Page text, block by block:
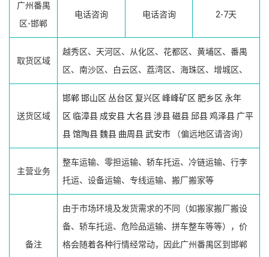
广州番禺
区-邯郸
电话咨询 电话咨询 2-7天
取货区域
越秀区、天河区、从化区、花都区、黄埔区、番禺
区、南沙区、白云区、荔湾区、海珠区、增城区、
送货区域
邯郸邯山区 丛台区 复兴区 峰峰矿区 肥乡区 永年
区 临漳县 成安县大名县涉县磁县 邱县鸡泽县 广平
县馆陶县魏县 曲周县武安市 （偏远地区请咨询）
主营业务
整车运输、零担运输、轿车托运、冷链运输、行李
托运、设备运输、专线运输、搬厂搬家等
备注
由于市场环境及发货需求的不同（如搬家搬厂搬设
备、轿车托运、危险品运输、拼车整车等等），价
格会随着各种行情经常动，因此广州番禺区到邯郸